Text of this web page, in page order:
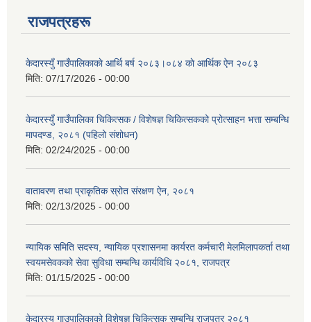
राजपत्रहरू
केदारस्युँ गाउँपालिकाकाे आर्थि बर्ष २०८३।०८४ काे आर्थिक ऐन २०८३
मिति: 07/17/2026 - 00:00
केदारस्युँ गाउँपालिका चिकित्सक / विशेषज्ञ चिकित्सकको प्रोत्साहन भत्ता सम्बन्धि
मापदण्ड, २०८१ (पहिलो संशोधन)
मिति: 02/24/2025 - 00:00
वातावरण तथा प्राकृतिक स्रोत संरक्षण ऐन, २०८१
मिति: 02/13/2025 - 00:00
न्यायिक समिति सदस्य, न्यायिक प्रशासनमा कार्यरत कर्मचारी मेलमिलापकर्ता तथा
स्वयमसेवकको सेवा सुविधा सम्बन्धि कार्यविधि २०८१, राजपत्र
मिति: 01/15/2025 - 00:00
केदारस्यु गाउपालिकाको विशेषज्ञ चिकित्सक सम्बन्धि राजपत्र २०८१